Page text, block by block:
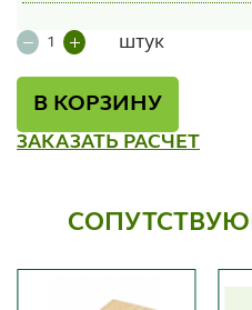
штук
В КОРЗИНУ
ЗАКАЗАТЬ РАСЧЕТ